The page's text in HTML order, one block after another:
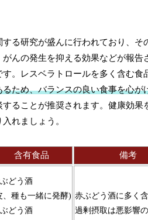
る研究が盛んに行われており、
んの発生を抑える効果などが報
。レスベラトロールを多く含む
ため、バランスの良い食事を心が
ることが推奨されます。健康効
れましょう。
含有食品 備考
どう酒
、種も一緒に発酵)
どう酒
赤ぶどう酒に多く
過剰摂取は悪影響